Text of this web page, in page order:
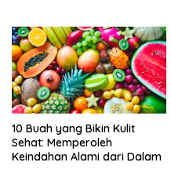
10 Buah yang Bikin Kulit
Sehat: Memperoleh
Keindahan Alami dari Dalam